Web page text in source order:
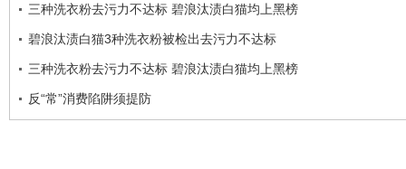
三种洗衣粉去污力不达标 碧浪汰渍白猫均上黑榜
碧浪汰渍白猫3种洗衣粉被检出去污力不达标
三种洗衣粉去污力不达标 碧浪汰渍白猫均上黑榜
反“常”消费陷阱须提防